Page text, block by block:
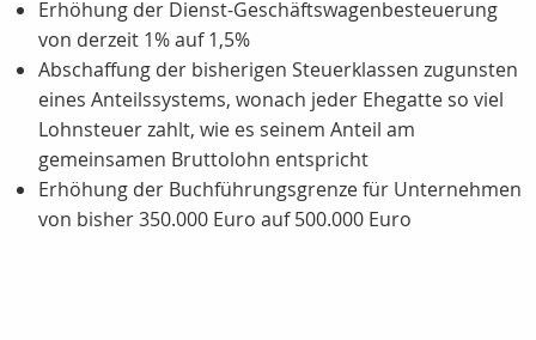
Erhöhung der Dienst-Geschäftswagenbesteuerung
von derzeit 1% auf 1,5%
Abschaffung der bisherigen Steuerklassen zugunsten
eines Anteilssystems, wonach jeder Ehegatte so viel
Lohnsteuer zahlt, wie es seinem Anteil am
gemeinsamen Bruttolohn entspricht
Erhöhung der Buchführungsgrenze für Unternehmen
von bisher 350.000 Euro auf 500.000 Euro